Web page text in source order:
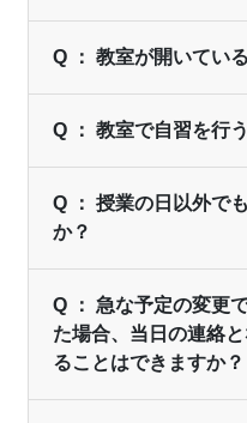
Q ： 教室が開いて
Q ： 教室で自習を
Q ： 授業の日以外でも教室での自習はできます
か？
Q ： 急な予定の変更で授業が受けられなくなっ
た場合、当日の連絡
ることはできますか？